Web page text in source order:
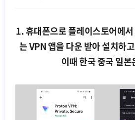
1. 휴대폰으로 플레이스토어에
는 VPN 앱을 다운 받아 설치하
이때 한국 중국 일본